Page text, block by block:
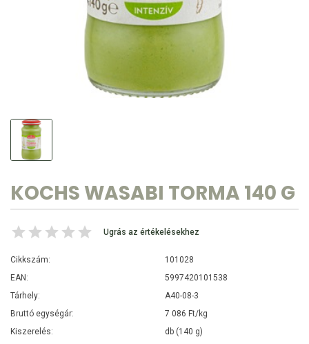
KOCHS WASABI TORMA 140 G
Ugrás az értékelésekhez
Cikkszám:
101028
EAN:
5997420101538
Tárhely:
A40-08-3
Bruttó egységár:
7 086 Ft/kg
Kiszerelés:
db (140 g)